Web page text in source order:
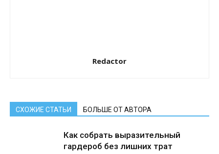
Redactor
СХОЖИЕ СТАТЬИ БОЛЬШЕ ОТ АВТОРА
Как собрать выразительный
гардероб без лишних трат